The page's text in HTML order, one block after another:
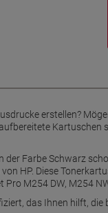
erstellen?
Farbe Schwarz
HP. Diese
M254 DW, M254
das Ihnen hilft,